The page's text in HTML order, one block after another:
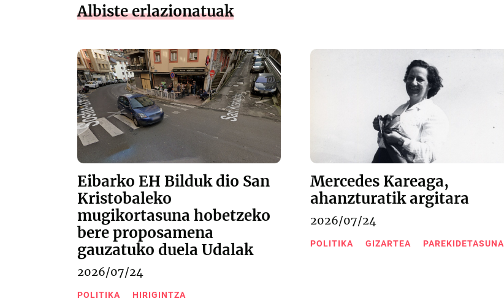
Albiste erlazionatuak
Eibarko EH Bilduk dio San
Kristobaleko
mugikortasuna hobetzeko
bere proposamena
gauzatuko duela Udalak
2026/07/24
POLITIKA HIRIGINTZA
Mercedes Kareaga,
ahanzturatik argitara
2026/07/24
POLITIKA GIZARTEA PAREKIDETASUNA